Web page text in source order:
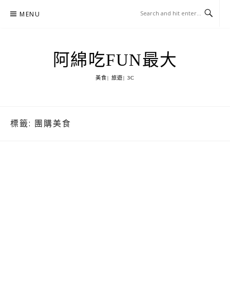
MENU
阿綿吃FUN最大
美食| 旅遊| 3C
標籤: 團購美食